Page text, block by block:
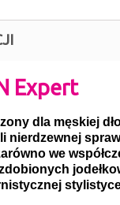
Expert
dla męskiej
nierdzewnej
we